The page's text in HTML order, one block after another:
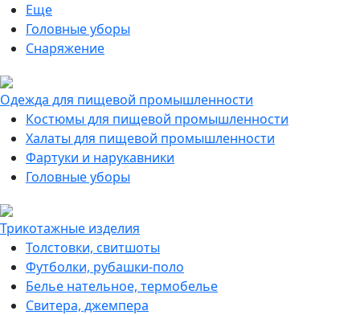
Еще
Головные уборы
Снаряжение
Одежда для пищевой промышленности
Костюмы для пищевой промышленности
Халаты для пищевой промышленности
Фартуки и нарукавники
Головные уборы
Трикотажные изделия
Толстовки, свитшоты
Футболки, рубашки-поло
Белье нательное, термобелье
Свитера, джемпера